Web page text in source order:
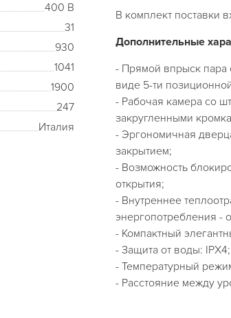
400 В
31
930
1041
1900
247
Италия
В комплект поставки
Дополнительные
- Прямой впрыск пара
виде 5-ти
- Рабочая камера со
закругленными
- Эргономичная
закрытием;
- Возможность
открытия;
- Внутреннее
энергопотребления -
- Компактный
- Защита от воды: IPX4;
- Температурный
- Расстояние между